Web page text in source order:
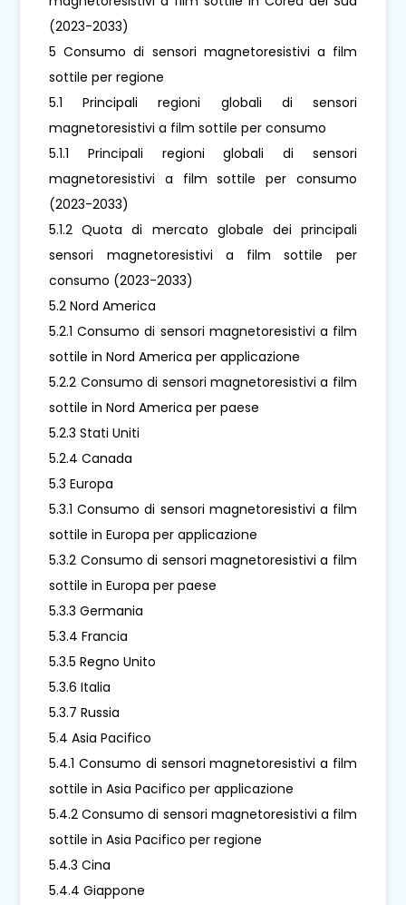
(2023-2033)
5 Consumo di sensori magnetoresistivi a film
sottile per regione
5.1 Principali regioni globali di sensori
magnetoresistivi a film sottile per consumo
5.1.1 Principali regioni globali di sensori
magnetoresistivi a film sottile per consumo
(2023-2033)
5.1.2 Quota di mercato globale dei principali
sensori magnetoresistivi a film sottile per
consumo (2023-2033)
5.2 Nord America
5.2.1 Consumo di sensori magnetoresistivi a film
sottile in Nord America per applicazione
5.2.2 Consumo di sensori magnetoresistivi a film
sottile in Nord America per paese
5.2.3 Stati Uniti
5.2.4 Canada
5.3 Europa
5.3.1 Consumo di sensori magnetoresistivi a film
sottile in Europa per applicazione
5.3.2 Consumo di sensori magnetoresistivi a film
sottile in Europa per paese
5.3.3 Germania
5.3.4 Francia
5.3.5 Regno Unito
5.3.6 Italia
5.3.7 Russia
5.4 Asia Pacifico
5.4.1 Consumo di sensori magnetoresistivi a film
sottile in Asia Pacifico per applicazione
5.4.2 Consumo di sensori magnetoresistivi a film
sottile in Asia Pacifico per regione
5.4.3 Cina
5.4.4 Giappone